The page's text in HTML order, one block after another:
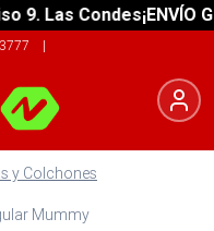
Las Condes¡ENVÍO
|
y Colchones
Mummy